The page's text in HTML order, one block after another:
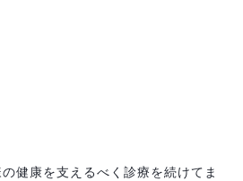
健康を支えるべく診療を続けてま